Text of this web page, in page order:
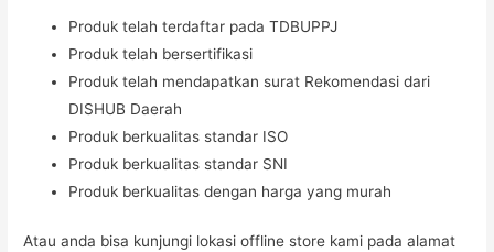
Produk telah terdaftar pada TDBUPPJ
Produk telah bersertifikasi
Produk telah mendapatkan surat Rekomendasi dari
DISHUB Daerah
Produk berkualitas standar ISO
Produk berkualitas standar SNI
Produk berkualitas dengan harga yang murah
Atau anda bisa kunjungi lokasi offline store kami pada alamat